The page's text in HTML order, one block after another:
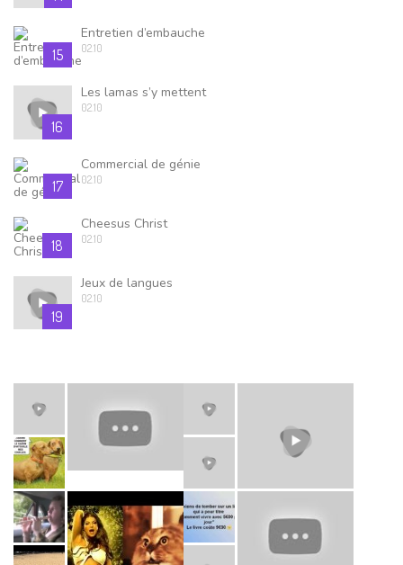
15
Entretien d’embauche
02.10
16
Les lamas s’y mettent
02.10
17
Commercial de génie
02.10
18
Cheesus Christ
02.10
19
Jeux de langues
02.10